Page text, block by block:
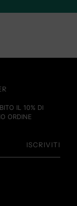
IL 10% DI
ORDINE
ISCRIVITI